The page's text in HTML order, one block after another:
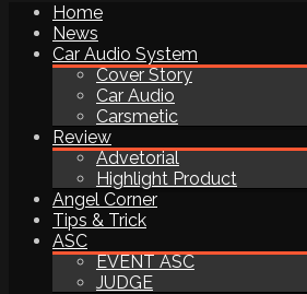
Home
News
Car Audio System
Cover Story
Car Audio
Carsmetic
Review
Advetorial
Highlight Product
Angel Corner
Tips & Trick
ASC
EVENT ASC
JUDGE